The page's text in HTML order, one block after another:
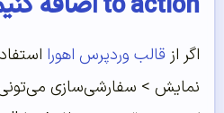
اگر از قالب وردپرس اهورا
نمایش > سفارشی‌سازی